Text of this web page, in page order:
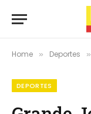
Home » Deportes »
DEPORTES